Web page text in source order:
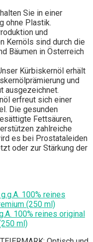
Sie in einer
ohne Plastik.
und
Kernöls sind durch die
Bäumen in Österreich
Kürbiskernöl erhält
und
ausgezeichnet.
erfreut sich einer
Die gesunden
Fettsäuren,
zahlreiche
es bei Prostataleiden
oder zur Stärkung der
100% reines original
ml)